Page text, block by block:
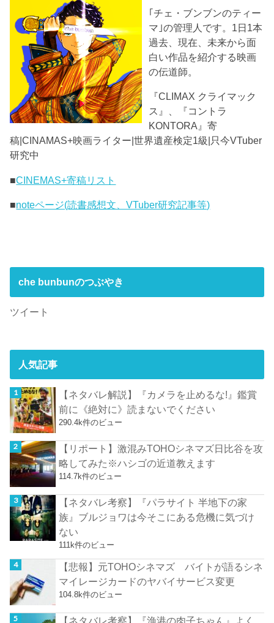
｢チェ・ブンブンのティー
マ｣の管理人です。1日1本
過去、現在、未来から面
白い作品を紹介する映画
の伝道師。
『CLIMAX クライマック
ス』、『コントラ
KONTORA』寄
稿|CINAMAS+映画ライター|世界遺産検定1級|只今VTuber
研究中
■CINEMAS+寄稿リスト
■noteページ(読書感想文、VTuber研究記事等)
che bunbunのつぶやき
ツイート
人気記事
【ネタバレ解説】『カメラを止めるな!』鑑賞
前に《絶対に》読まないでください
290.4k件のビュー
【リポート】激混みTOHOシネマズ日比谷を攻
略してみた※ハシゴの近道教えます
114.7k件のビュー
【ネタバレ考察】『パラサイト 半地下の家
族』ブルジョワは今そこにある危機に気づけ
ない
111k件のビュー
【悲報】元TOHOシネマズ バイトが語るシネ
マイレージカードのヤバイサービス変更
104.8k件のビュー
【ネタバレ考察】『漁港の肉子ちゃん』よく